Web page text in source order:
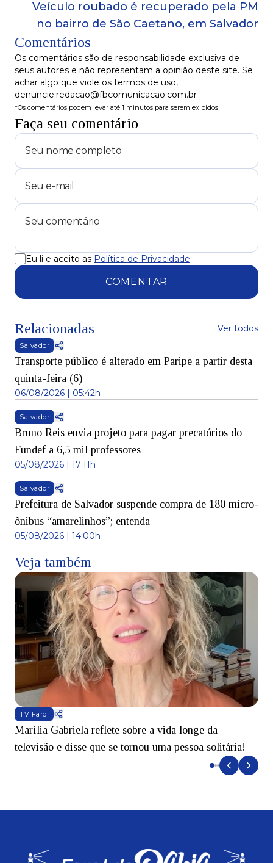
Veículo roubado é recuperado pela PM
no bairro de São Caetano, em Salvador
Comentários
Os comentários são de responsabilidade exclusiva de
seus autores e não representam a opinião deste site. Se
achar algo que viole os termos de uso,
denuncie:redacao@fbcomunicacao.com.br
*Os comentários podem levar até 1 minutos para serem exibidos
Faça seu comentário
Eu li e aceito as Política de Privacidade.
COMENTAR
Relacionadas Ver todos
Salvador
Transporte público é alterado em Paripe a partir desta
quinta-feira (6)
06/08/2026 | 05:42h
Salvador
Bruno Reis envia projeto para pagar precatórios do
Fundef a 6,5 mil professores
05/08/2026 | 17:11h
Salvador
Prefeitura de Salvador suspende compra de 180 micro-
ônibus “amarelinhos”; entenda
05/08/2026 | 14:00h
Veja também
TV Farol
Marília Gabriela reflete sobre a vida longe da
televisão e disse que se tornou uma pessoa solitária!